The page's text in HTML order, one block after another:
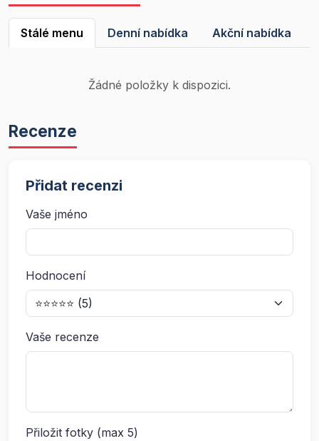
Stálé menu Denní nabídka Akční nabídka
Žádné položky k dispozici.
Recenze
Přidat recenzi
Vaše jméno
Hodnocení
Vaše recenze
Přiložit fotky (max 5)